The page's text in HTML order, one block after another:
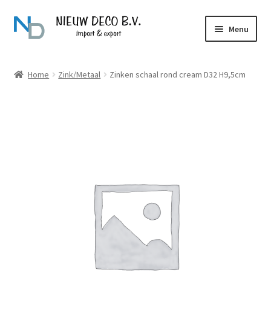
Ga
door
navigatie
Ga
naar
inhoud
Menu
Home Zink/Metaal Zinken schaal rond cream D32 H9,5cm